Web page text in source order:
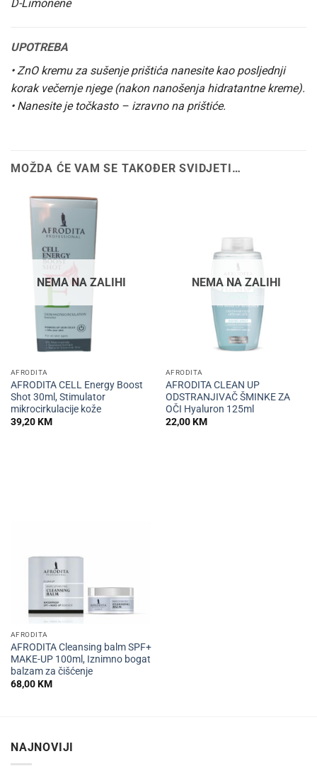
D-Limonene
UPOTREBA
• ZnO kremu za sušenje prištića nanesite kao posljednji
korak večernje njege (nakon nanošenja hidratantne kreme).
• Nanesite je točkasto – izravno na prištiće.
MOŽDA ĆE VAM SE TAKOĐER SVIDJETI…
NEMA NA ZALIHI
AFRODITA
AFRODITA CELL Energy Boost
Shot 30ml, Stimulator
mikrocirkulacije kože
39,20KM
NEMA NA ZALIHI
AFRODITA
AFRODITA CLEAN UP
ODSTRANJIVAČ ŠMINKE ZA
OČI Hyaluron 125ml
22,00KM
AFRODITA
AFRODITA Cleansing balm SPF+
MAKE-UP 100ml, Iznimno bogat
balzam za čišćenje
68,00KM
NAJNOVIJI